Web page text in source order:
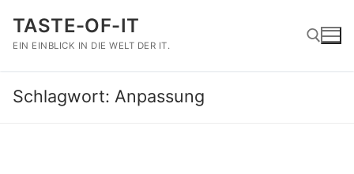
Inhalt
springen
TASTE-OF-IT
EIN EINBLICK IN DIE WELT DER IT.
Suchen nach:
Schlagwort: Anpassung